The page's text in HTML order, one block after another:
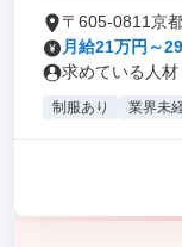
〒605-0811京
月給21万円～
求めている人材
制服あり 業界未